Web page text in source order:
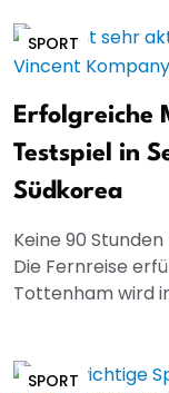
SPORT
Erfolgreiche
Testspiel in
Südkorea
Keine 90
Die Fernreise
Tottenham wird
SPORT